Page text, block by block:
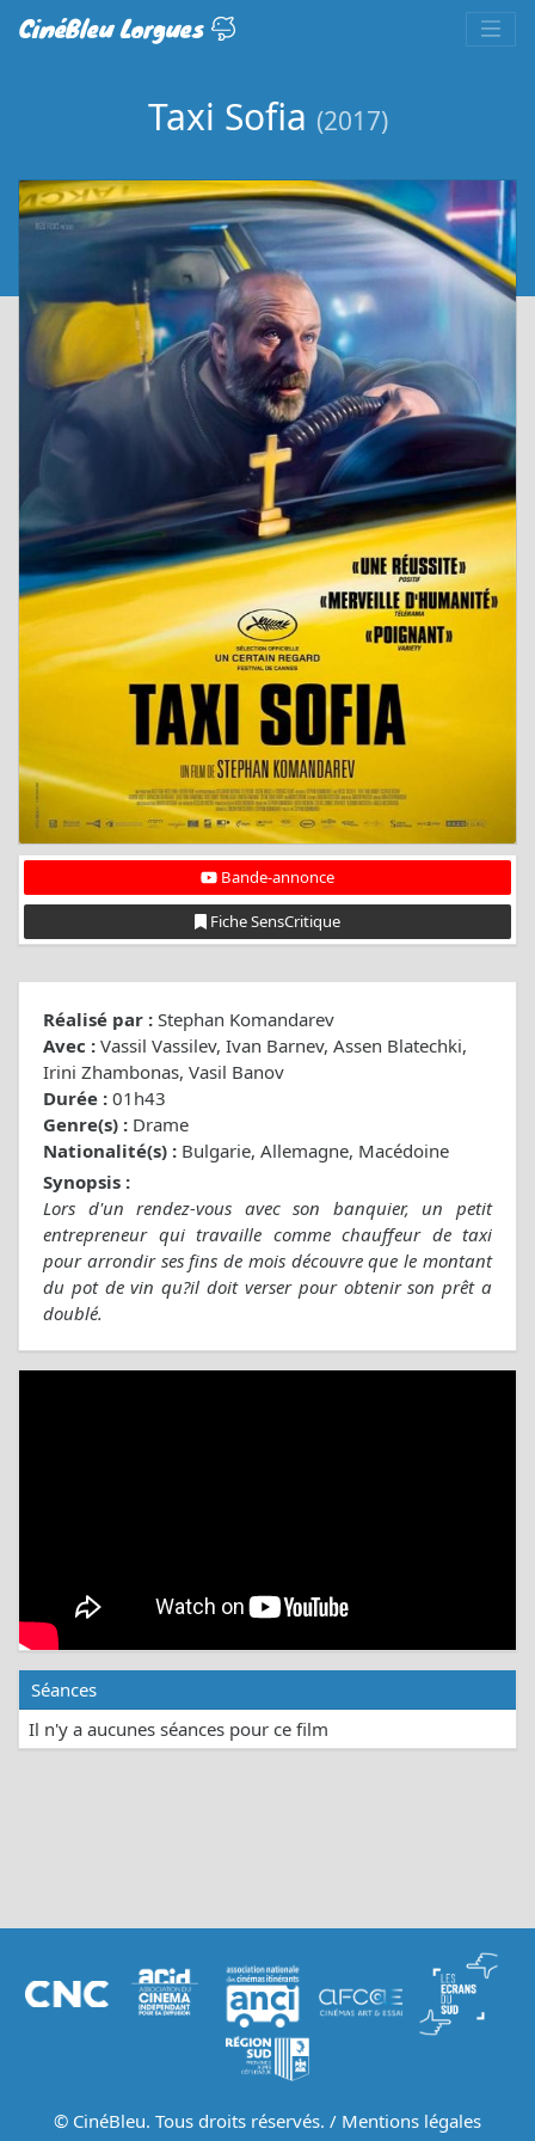
CinéBleu Lorgues
Taxi Sofia (2017)
Bande-annonce
Fiche SensCritique
Réalisé par : Stephan Komandarev
Avec : Vassil Vassilev, Ivan Barnev, Assen Blatechki,
Irini Zhambonas, Vasil Banov
Durée : 01h43
Genre(s) : Drame
Nationalité(s) : Bulgarie, Allemagne, Macédoine
Synopsis :
Lors d'un rendez-vous avec son banquier, un petit
entrepreneur qui travaille comme chauffeur de taxi
pour arrondir ses fins de mois découvre que le montant
du pot de vin qu?il doit verser pour obtenir son prêt a
doublé.
Séances
Il n'y a aucunes séances pour ce film
© CinéBleu. Tous droits réservés. / Mentions légales